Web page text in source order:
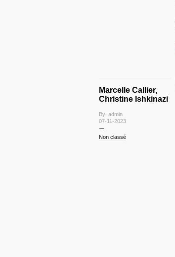
Marcelle Callier,
Christine Ishkinazi
By: admin
07-11-2023
Non classé